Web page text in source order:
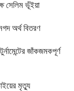
সেলিম ভূঁইয়া
অর্থ বিতরণ
জাঁকজমকপূর্ণ
মৃত্যু